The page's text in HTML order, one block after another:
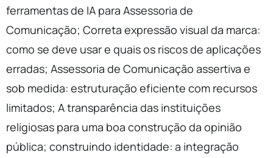
ferramentas de IA para Assessoria de
Comunicação; Correta expressão visual da marca:
como se deve usar e quais os riscos de aplicações
erradas; Assessoria de Comunicação assertiva e
sob medida: estruturação eficiente com recursos
limitados; A transparência das instituições
religiosas para uma boa construção da opinião
pública; construindo identidade: a integração